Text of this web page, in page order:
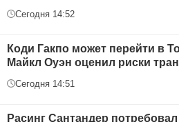
Сегодня 14:52
Коди Гакпо может перейти в
Майкл Оуэн оценил риски
Сегодня 14:51
Расинг Сантандер потребовал